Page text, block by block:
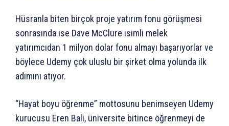
Hüsranla biten birçok proje yatırım fonu görüşmesi
sonrasında ise Dave McClure isimli melek
yatırımcıdan 1 milyon dolar fonu almayı başarıyorlar ve
böylece Udemy çok uluslu bir şirket olma yolunda ilk
adımını atıyor.
“Hayat boyu öğrenme” mottosunu benimseyen Udemy
kurucusu Eren Bali, üniversite bitince öğrenmeyi de